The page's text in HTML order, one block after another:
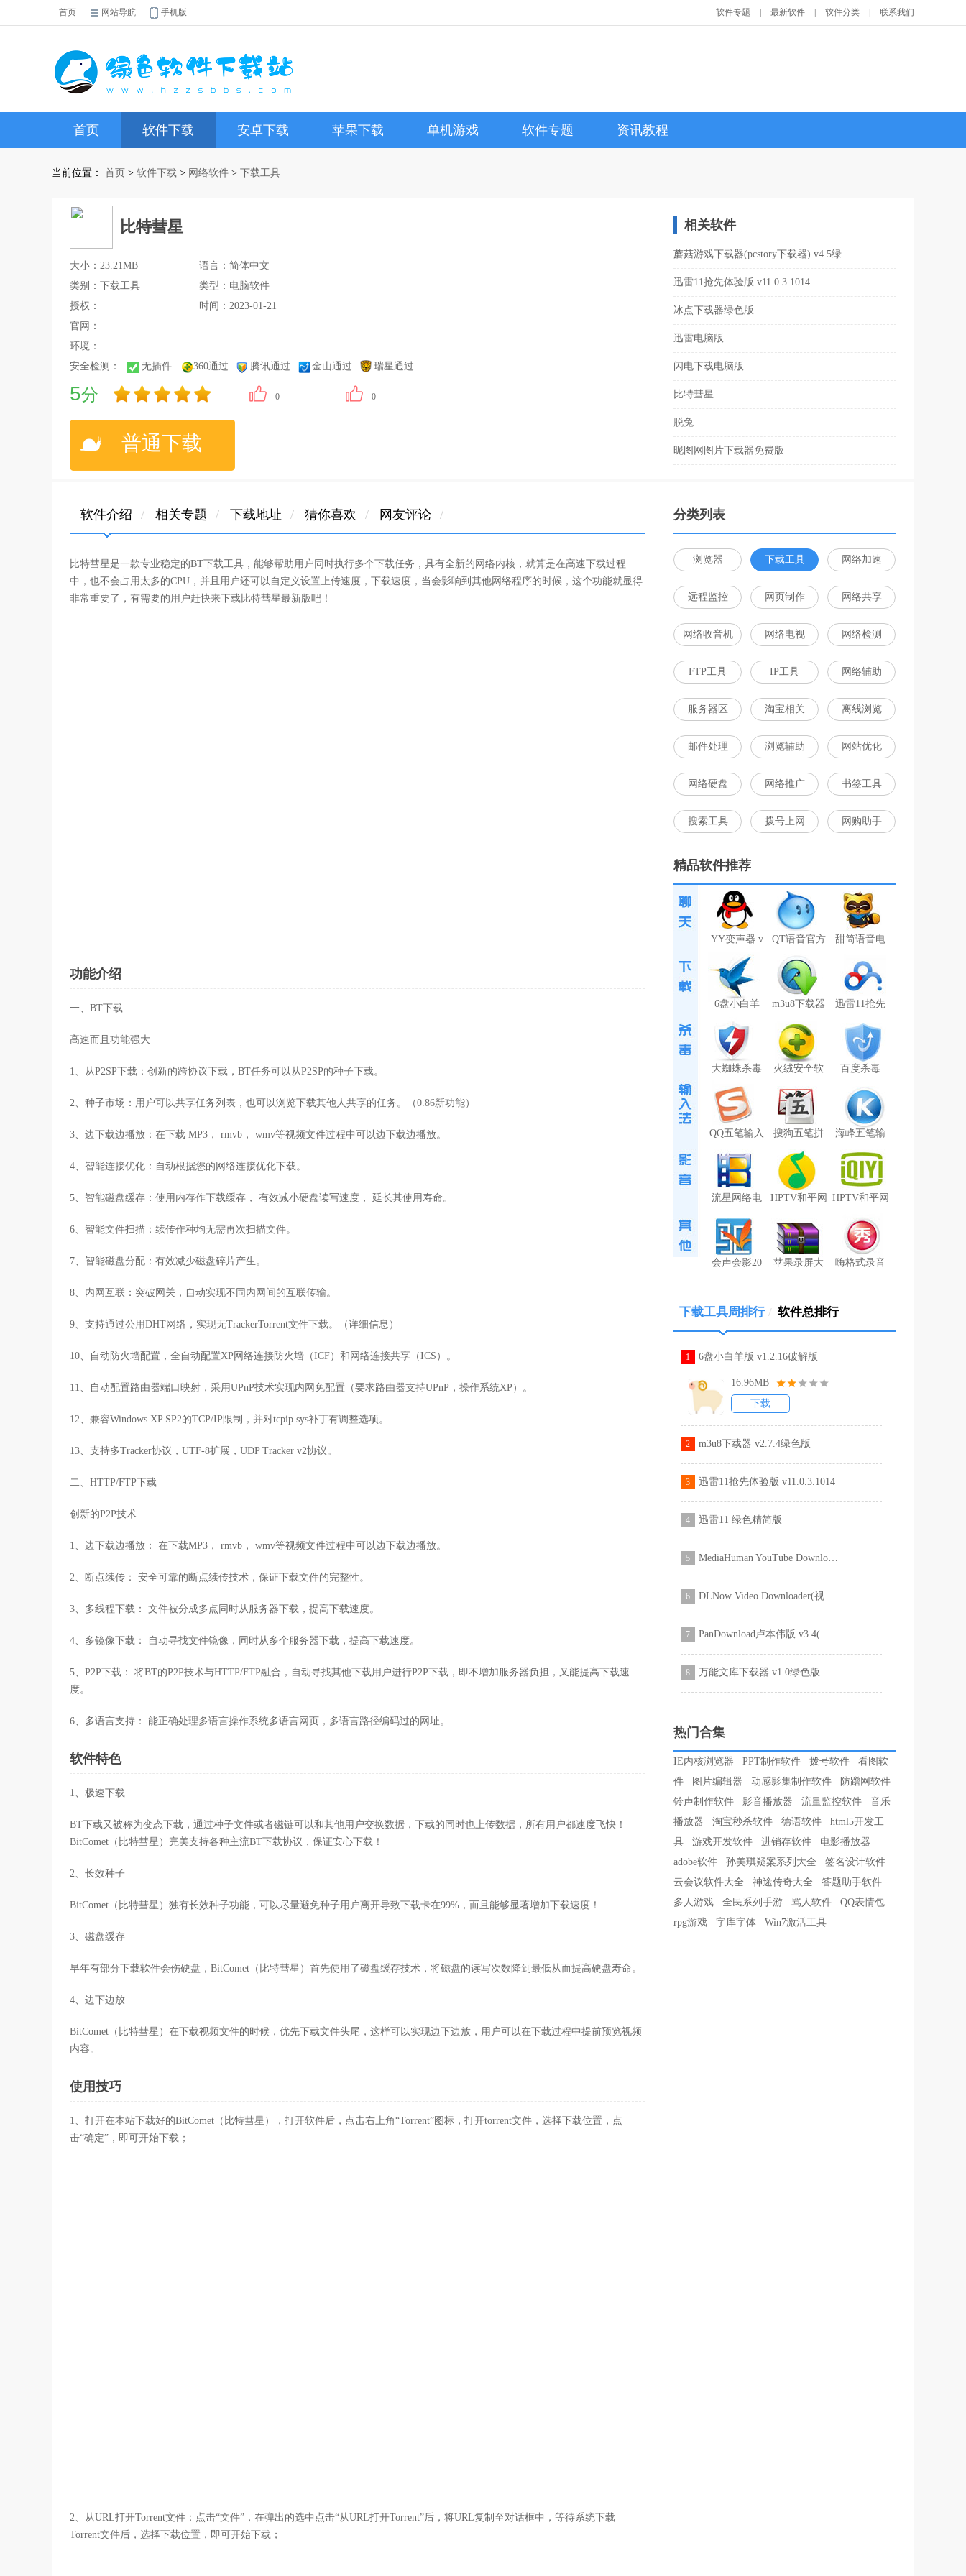
首页 网站导航 手机版 软件专题 最新软件 软件分类 联系我们
首页 软件下载 安卓下载 苹果下载 单机游戏 软件专题 资讯教程
当前位置： 首页 > 软件下载 > 网络软件 > 下载工具
比特彗星
大小：23.21MB
语言：简体中文
类别：下载工具
类型：电脑软件
授权：
时间：2023-01-21
官网：
环境：
安全检测：
无插件 360通过 腾讯通过 金山通过 瑞星通过
0 0
5分
普通下载
相关软件
蘑菇游戏下载器(pcstory下载器) v4.5绿色版
迅雷11抢先体验版 v11.0.3.1014
冰点下载器绿色版
迅雷电脑版
闪电下载电脑版
比特彗星
脱兔
昵图网图片下载器免费版
软件介绍 / 相关专题 / 下载地址 / 猜你喜欢 / 网友评论 /
比特彗星是一款专业稳定的BT下载工具，能够帮助用户同时执行多个下载任务，具有全新的网络内核，就算是在高速下载过程
中，也不会占用太多的CPU，并且用户还可以自定义设置上传速度，下载速度，当会影响到其他网络程序的时候，这个功能就显得
非常重要了，有需要的用户赶快来下载比特彗星最新版吧！
功能介绍
一、BT下载
高速而且功能强大
1、从P2SP下载：创新的跨协议下载，BT任务可以从P2SP的种子下载。
2、种子市场：用户可以共享任务列表，也可以浏览下载其他人共享的任务。（0.86新功能）
3、边下载边播放：在下载 MP3， rmvb， wmv等视频文件过程中可以边下载边播放。
4、智能连接优化：自动根据您的网络连接优化下载。
5、智能磁盘缓存：使用内存作下载缓存， 有效减小硬盘读写速度， 延长其使用寿命。
6、智能文件扫描：续传作种均无需再次扫描文件。
7、智能磁盘分配：有效减少磁盘碎片产生。
8、内网互联：突破网关，自动实现不同内网间的互联传输。
9、支持通过公用DHT网络，实现无TrackerTorrent文件下载。（详细信息）
10、自动防火墙配置，全自动配置XP网络连接防火墙（ICF）和网络连接共享（ICS）。
11、自动配置路由器端口映射，采用UPnP技术实现内网免配置（要求路由器支持UPnP，操作系统XP）。
12、兼容Windows XP SP2的TCP/IP限制，并对tcpip.sys补丁有调整选项。
13、支持多Tracker协议，UTF-8扩展，UDP Tracker v2协议。
二、HTTP/FTP下载
创新的P2P技术
1、边下载边播放： 在下载MP3， rmvb， wmv等视频文件过程中可以边下载边播放。
2、断点续传： 安全可靠的断点续传技术，保证下载文件的完整性。
3、多线程下载： 文件被分成多点同时从服务器下载，提高下载速度。
4、多镜像下载： 自动寻找文件镜像，同时从多个服务器下载，提高下载速度。
5、P2P下载： 将BT的P2P技术与HTTP/FTP融合，自动寻找其他下载用户进行P2P下载，即不增加服务器负担，又能提高下载速
度。
6、多语言支持： 能正确处理多语言操作系统多语言网页，多语言路径编码过的网址。
软件特色
1、极速下载
BT下载又被称为变态下载，通过种子文件或者磁链可以和其他用户交换数据，下载的同时也上传数据，所有用户都速度飞快！
BitComet（比特彗星）完美支持各种主流BT下载协议，保证安心下载！
2、长效种子
BitComet（比特彗星）独有长效种子功能，可以尽量避免种子用户离开导致下载卡在99%，而且能够显著增加下载速度！
3、磁盘缓存
早年有部分下载软件会伤硬盘，BitComet（比特彗星）首先使用了磁盘缓存技术，将磁盘的读写次数降到最低从而提高硬盘寿命。
4、边下边放
BitComet（比特彗星）在下载视频文件的时候，优先下载文件头尾，这样可以实现边下边放，用户可以在下载过程中提前预览视频
内容。
使用技巧
1、打开在本站下载好的BitComet（比特彗星），打开软件后，点击右上角“Torrent”图标，打开torrent文件，选择下载位置，点
击“确定”，即可开始下载；
2、从URL打开Torrent文件：点击“文件”，在弹出的选中点击“从URL打开Torrent”后，将URL复制至对话框中，等待系统下载
Torrent文件后，选择下载位置，即可开始下载；
分类列表
浏览器 下载工具 网络加速
远程监控 网页制作 网络共享
网络收音机 网络电视 网络检测
FTP工具 IP工具 网络辅助
服务器区 淘宝相关 离线浏览
邮件处理 浏览辅助 网站优化
网络硬盘 网络推广 书签工具
搜索工具 拨号上网 网购助手
精品软件推荐
YY变声器 v QT语音官方 甜筒语音电
6盘小白羊 m3u8下载器 迅雷11抢先
大蜘蛛杀毒 火绒安全软 百度杀毒
QQ五笔输入 搜狗五笔拼 海峰五笔输
流星网络电 HPTV和平网 HPTV和平网
会声会影20 苹果录屏大 嗨格式录音
下载工具周排行 / 软件总排行
1 6盘小白羊版 v1.2.16破解版
16.96MB
下载
2 m3u8下载器 v2.7.4绿色版
3 迅雷11抢先体验版 v11.0.3.1014
4 迅雷11 绿色精简版
5 MediaHuman YouTube Downloader(油管下载工具) v3.9.9.42破解版(含破解教程)
6 DLNow Video Downloader(视频下载工具) v1.42中文破解版(含破解教程)
7 PanDownload卢本伟版 v3.4(免安装绿色版)
8 万能文库下载器 v1.0绿色版
热门合集
IE内核浏览器 PPT制作软件 拨号软件
看图软
件
图片编辑器 动感影集制作软件
防蹭网软件
铃声制作软件
影音播放器 流量监控软件
音乐
播放器
淘宝秒杀软件 德语软件
html5开发工
具
游戏开发软件 进销存软件
电影播放器
adobe软件
孙美琪疑案系列大全
签名设计软件
云会议软件大全
神途传奇大全
答题助手软件
多人游戏
全民系列手游 骂人软件
QQ表情包
rpg游戏
字库字体 Win7激活工具